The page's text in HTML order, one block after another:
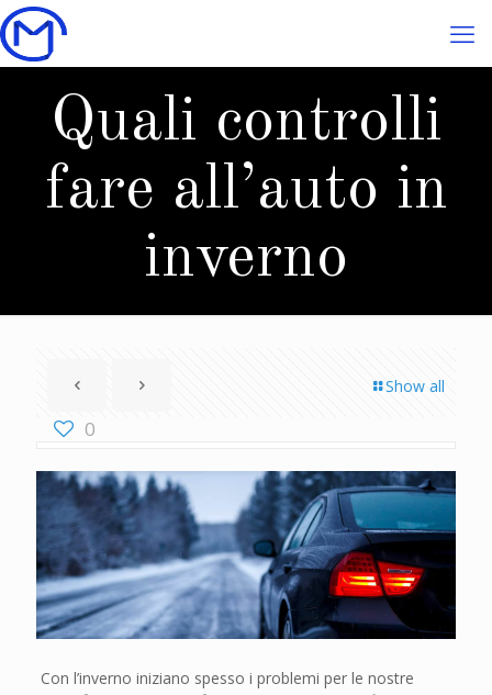
Quali controlli
fare all’auto in
inverno
Show all
0
Con l’inverno iniziano spesso i problemi per le nostre